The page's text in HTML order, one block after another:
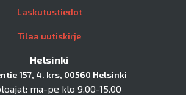
Laskutustiedot
Tilaa uutiskirje
Helsinki
157, 4. krs, 00560 Helsinki
ma-pe klo 9.00-15.00